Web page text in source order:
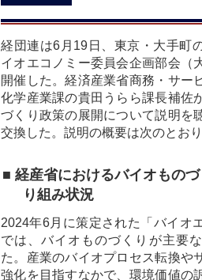
経団連は6月19日、東京・大手町
イオエコノミー委員会企画部会（
開催した。経済産業省商務・サー
化学産業課の貴田うらら課長補佐
づくり政策の展開について説明を
交換した。説明の概要は次のとおり
■ 経産省におけるバイオもの
り組み状況
2024年6月に策定された「バイオ
では、バイオものづくりが主要
た。産業のバイオプロセス転換や
強化を目指すなかで、環境価値の